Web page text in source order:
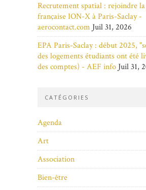
Recrutement spatial : rejoindre
française ION-X à Paris-Saclay -
aerocontact.com Juil 31, 2026
EPA Paris-Saclay : début 2025,
des logements étudiants ont été
des comptes) - AEF info Juil 31,
CATÉGORIES
Agenda
Art
Association
Bien-être